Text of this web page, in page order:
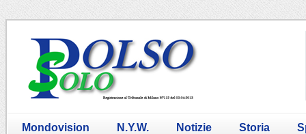
Mondovision N.Y.W. Notizie Storia